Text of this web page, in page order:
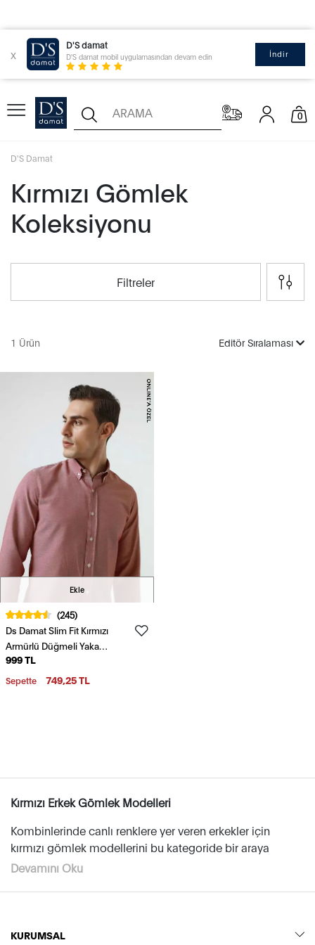
x
D'S damat
D'S damat mobil uygulamasından devam edin İndir
0
D'S Damat
Kırmızı Gömlek
Koleksiyonu
Filtreler
1 Ürün Editör Sıralaması
Ekle
(245)
Ds Damat Slim Fit Kırmızı
Armürlü Düğmeli Yaka
Pamuklu Gömlek
999 TL
Sepette 749,25 TL
Kırmızı Erkek Gömlek Modelleri
Kombinlerinde canlı renklere yer veren erkekler için
kırmızı gömlek modellerini bu kategoride bir araya
getirdik. Ofis kombinleriniz için casual modelleri, günlük
şık tasarımlara sahip tüm kırmızı gömlekleri bu
Havalı ve dikkat çekici bir stil sunan kırmızı gömleklerle
Devamını Oku
KURUMSAL